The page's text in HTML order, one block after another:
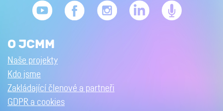
O JCMM
Naše projekty
Kdo jsme
Zakládající členové a partneři
GDPR a cookies